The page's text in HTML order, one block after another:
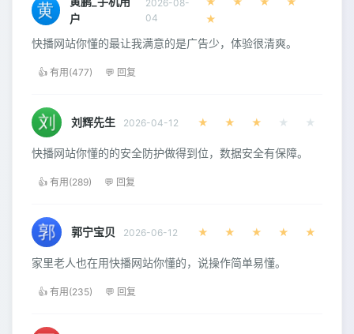
户
2026-08-
04
★
快播网站你懂的最让我满意的是广告少，体验很清爽。
👍 有用(477) 💬 回复
刘辉先生 2026-04-12 ★ ★ ★ ★ ★
快播网站你懂的的安全防护做得到位，数据安全有保障。
👍 有用(289) 💬 回复
郭宁宝贝 2026-06-12 ★ ★ ★ ★ ★
家里老人也在用快播网站你懂的，说操作简单易懂。
👍 有用(235) 💬 回复